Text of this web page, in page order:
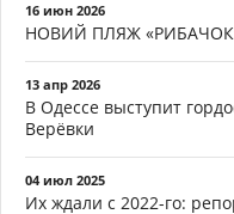
16 июн 2026
НОВИЙ ПЛЯЖ
13 апр 2026
В Одессе выступит
Верёвки
04 июл 2025
Их ждали с 2022-го: